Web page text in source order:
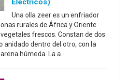
Eléctricos)
Una olla zeer es un enfriador
rurales de África y Oriente
frescos. Constan de dos
anidado dentro del otro, con la
húmeda. La a